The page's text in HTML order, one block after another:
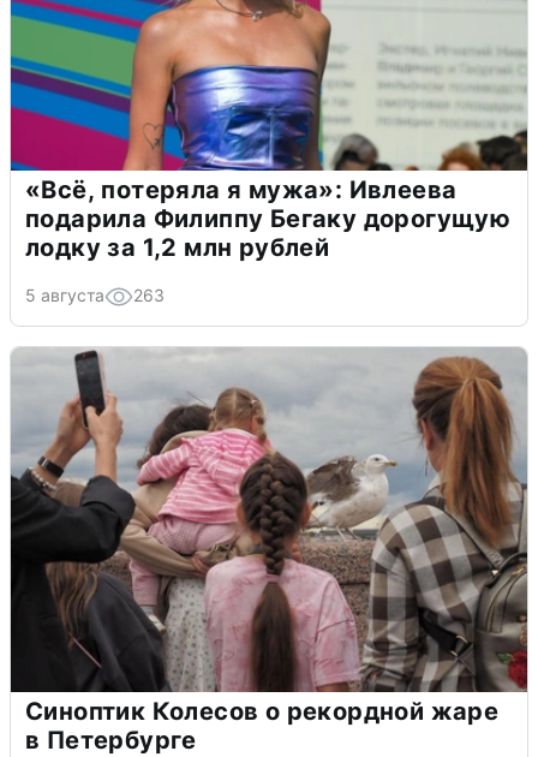
«Всё, потеряла я мужа»: Ивлеева
подарила Филиппу Бегаку дорогущую
лодку за 1,2 млн рублей
5 августа 263
Синоптик Колесов о рекордной жаре
в Петербурге